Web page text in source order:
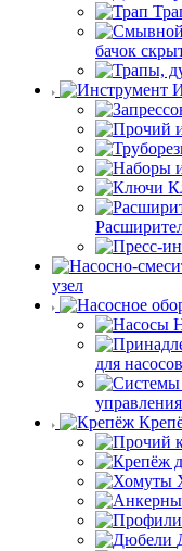
бачок
узел
для насосов